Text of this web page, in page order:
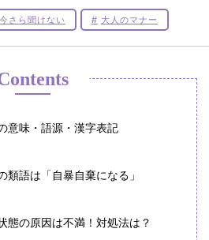
今さら聞けない 大人のマナー
意味・語源・漢字表記
類語は「自暴自棄になる」
態の原因は不満！対処法は？